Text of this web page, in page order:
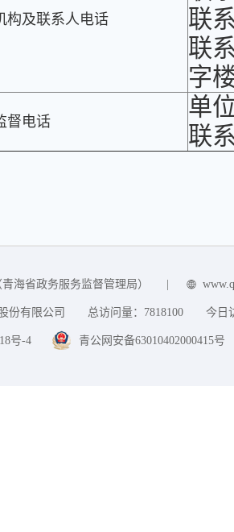
构及联系人电话
联
联
字
督电话
单
联
海省政务服务监督管理局）
份有限公司 总访问量： 7818100 今日
号-4 青公网安备63010402000415号